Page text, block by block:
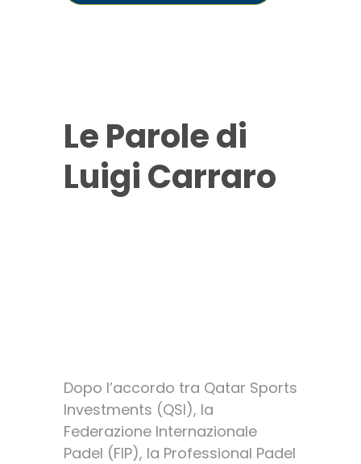
Le Parole di
Luigi Carraro
Dopo l’accordo tra Qatar Sports
Investments (QSI), la
Federazione Internazionale
Padel (FIP), la Professional Padel